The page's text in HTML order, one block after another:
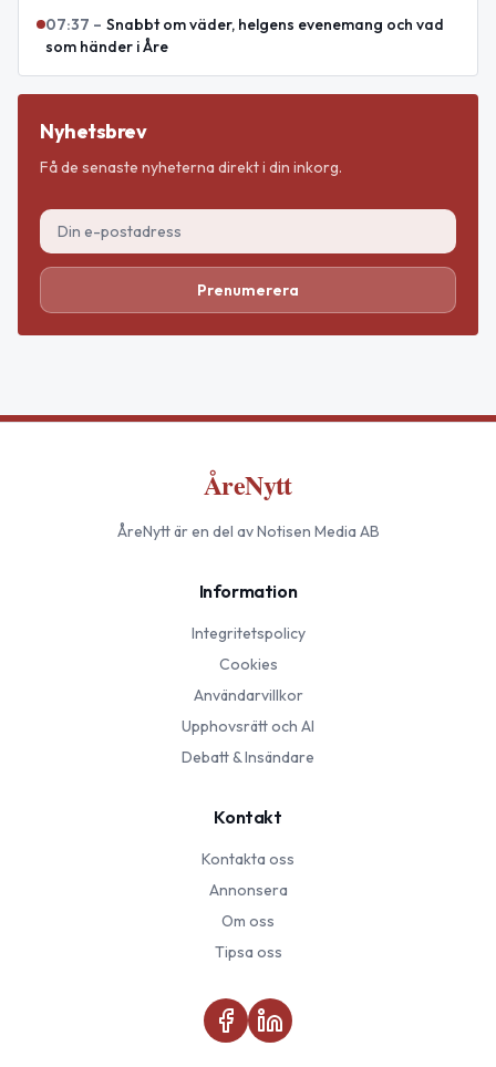
07:37 – Snabbt om väder, helgens evenemang och vad
som händer i Åre
Nyhetsbrev
Få de senaste nyheterna direkt i din inkorg.
Prenumerera
ÅreNytt
ÅreNyttär en del av Notisen Media AB
Information
Integritetspolicy
Cookies
Användarvillkor
Upphovsrätt och AI
Debatt & Insändare
Kontakt
Kontakta oss
Annonsera
Om oss
Tipsa oss